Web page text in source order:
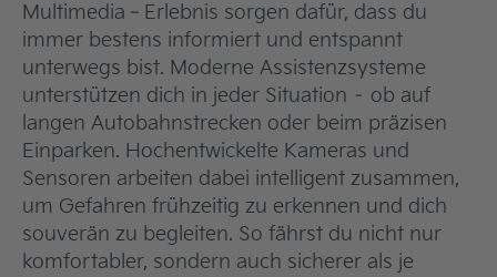
Multimedia‑Erlebnis sorgen dafür, dass du
immer bestens informiert und entspannt
unterwegs bist. Moderne Assistenzsysteme
unterstützen dich in jeder Situation – ob auf
langen Autobahnstrecken oder beim präzisen
Einparken. Hochentwickelte Kameras und
Sensoren arbeiten dabei intelligent zusammen,
um Gefahren frühzeitig zu erkennen und dich
souverän zu begleiten. So fährst du nicht nur
komfortabler, sondern auch sicherer als je